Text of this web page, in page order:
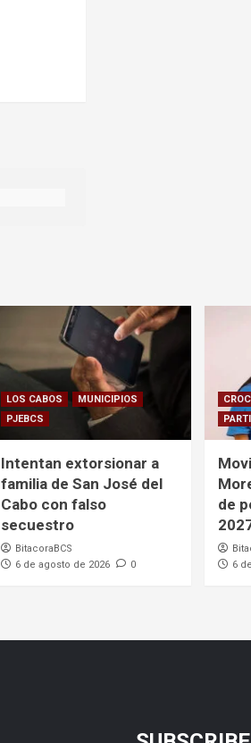
LOS CABOS
MUNICIPIOS
PJEBCS
Intentan extorsionar a
familia de San José del
Cabo con falso
secuestro
BitacoraBCS
6 de agosto de 2026
0
CROC
de
6